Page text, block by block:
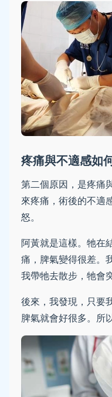
疼痛與不適感如
第二個原因，是疼痛
來疼痛，術後的不適
怒。
阿黃就是這樣。牠在
痛，脾氣變得很差。
我帶牠去散步，牠會
後來，我發現，只要
脾氣就會好很多。所